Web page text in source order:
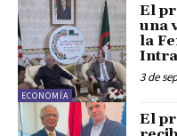
ECONOMÍA
El
una
la
3 de
El